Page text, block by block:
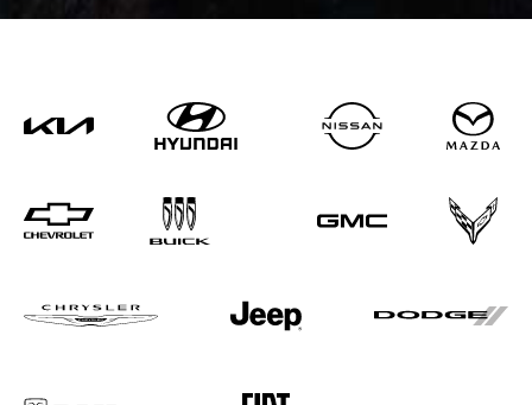
Kia Hyundai
Chrysler Jeep
Chevrolet Buick GMC